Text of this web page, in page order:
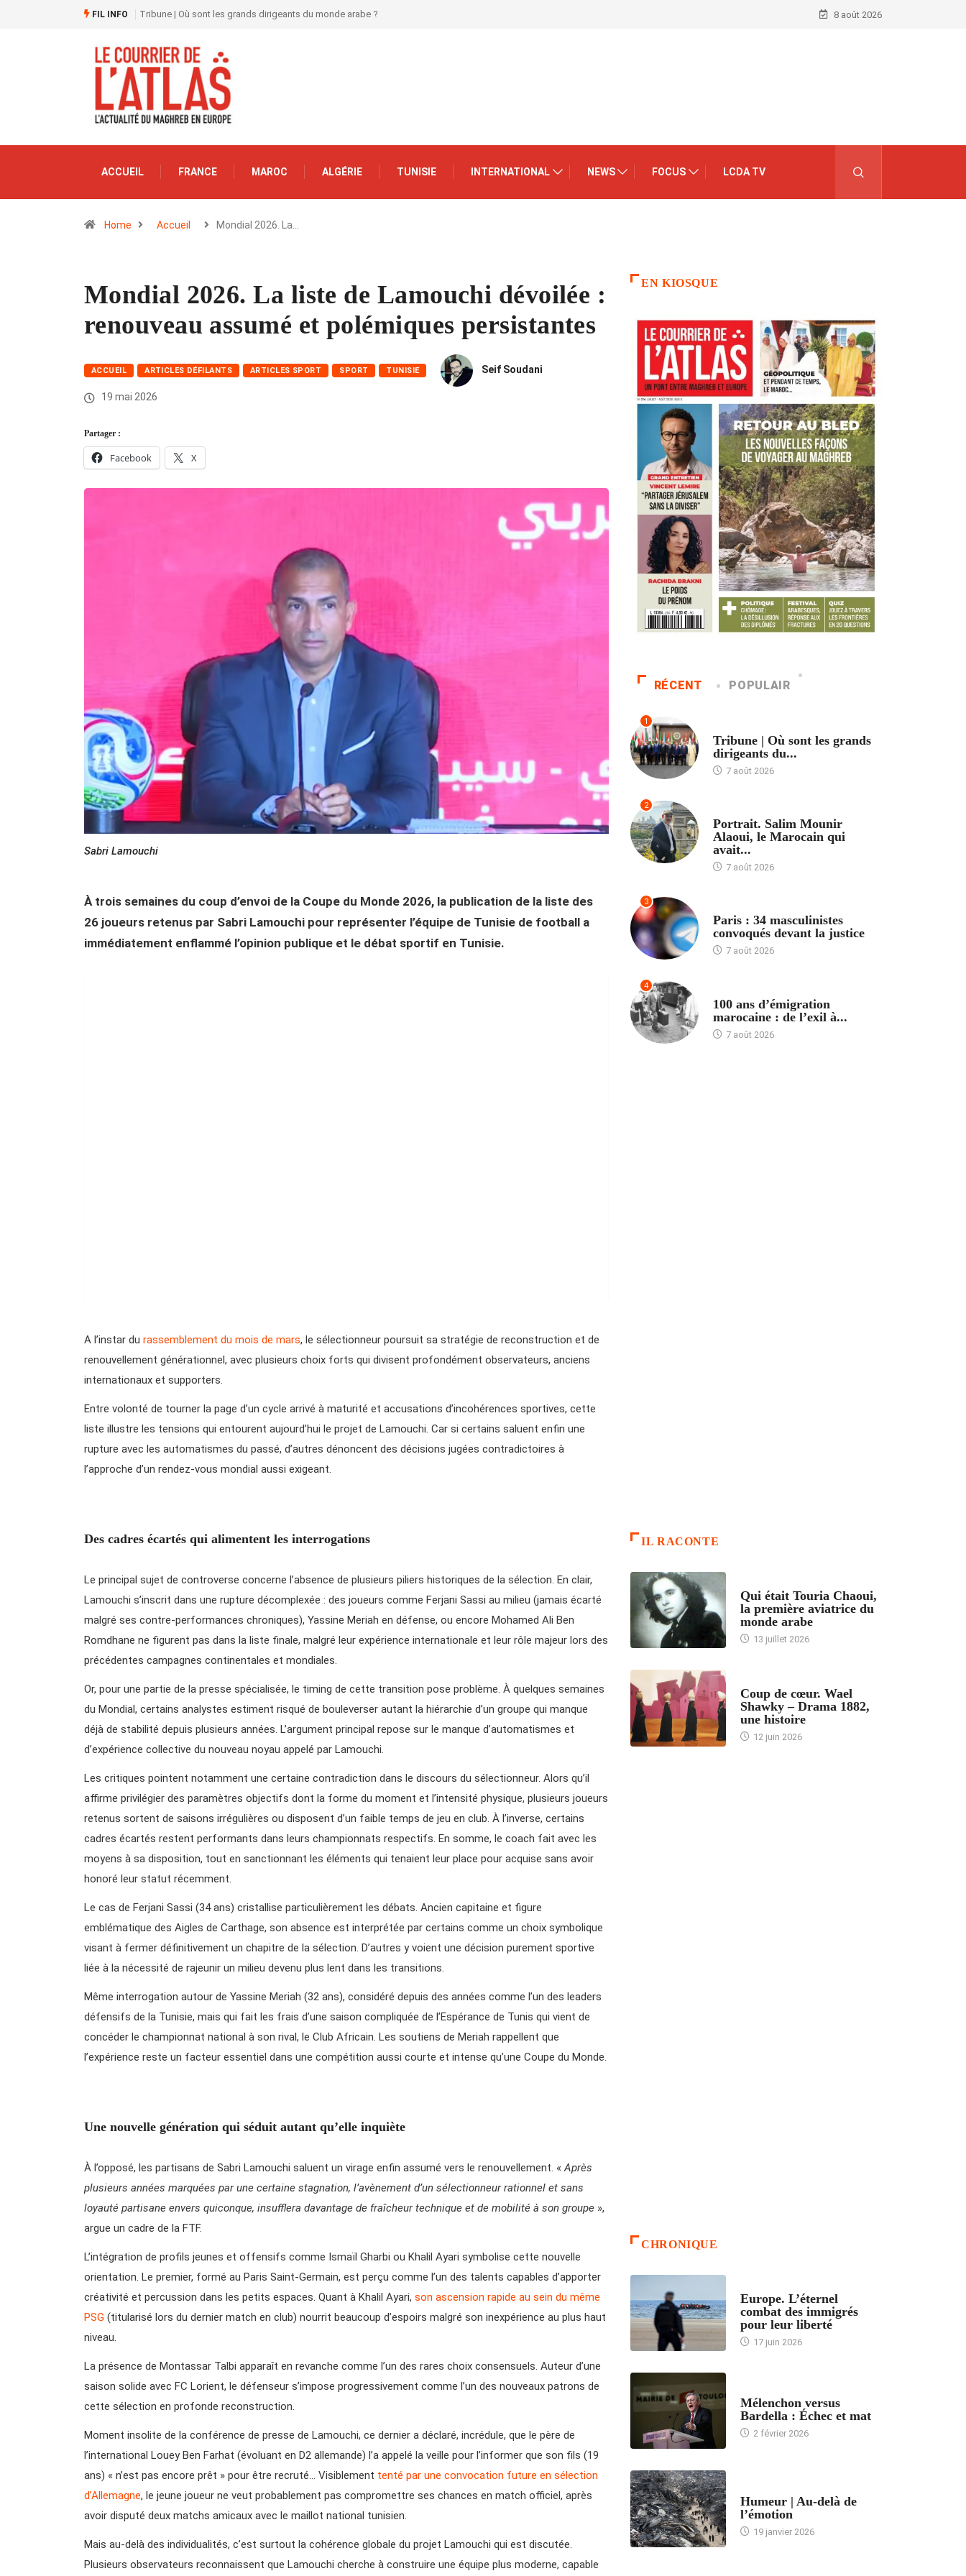
FIL INFO Tribune | Où sont les grands dirigeants du monde arabe ? 8 août 2026
ACCUEIL FRANCE MAROC ALGÉRIE TUNISIE INTERNATIONAL NEWS FOCUS LCDA TV
Home Accueil Mondial 2026. La…
Mondial 2026. La liste de Lamouchi dévoilée :
renouveau assumé et polémiques persistantes
ACCUEIL ARTICLES DÉFILANTS ARTICLES SPORT SPORT TUNISIE Seif Soudani
19 mai 2026
Partager :
Facebook X
Sabri Lamouchi
À trois semaines du coup d’envoi de la Coupe du Monde 2026, la publication de la liste des
26 joueurs retenus par Sabri Lamouchi pour représenter l’équipe de Tunisie de football a
immédiatement enflammé l’opinion publique et le débat sportif en Tunisie.
A l’instar du rassemblement du mois de mars, le sélectionneur poursuit sa stratégie de reconstruction et de
renouvellement générationnel, avec plusieurs choix forts qui divisent profondément observateurs, anciens
internationaux et supporters.
Entre volonté de tourner la page d’un cycle arrivé à maturité et accusations d’incohérences sportives, cette
liste illustre les tensions qui entourent aujourd’hui le projet de Lamouchi. Car si certains saluent enfin une
rupture avec les automatismes du passé, d’autres dénoncent des décisions jugées contradictoires à
l’approche d’un rendez-vous mondial aussi exigeant.
Des cadres écartés qui alimentent les interrogations
Le principal sujet de controverse concerne l’absence de plusieurs piliers historiques de la sélection. En clair,
Lamouchi s’inscrit dans une rupture décomplexée : des joueurs comme Ferjani Sassi au milieu (jamais écarté
malgré ses contre-performances chroniques), Yassine Meriah en défense, ou encore Mohamed Ali Ben
Romdhane ne figurent pas dans la liste finale, malgré leur expérience internationale et leur rôle majeur lors des
précédentes campagnes continentales et mondiales.
Or, pour une partie de la presse spécialisée, le timing de cette transition pose problème. À quelques semaines
du Mondial, certains analystes estiment risqué de bouleverser autant la hiérarchie d’un groupe qui manque
déjà de stabilité depuis plusieurs années. L’argument principal repose sur le manque d’automatismes et
d’expérience collective du nouveau noyau appelé par Lamouchi.
Les critiques pointent notamment une certaine contradiction dans le discours du sélectionneur. Alors qu’il
affirme privilégier des paramètres objectifs dont la forme du moment et l’intensité physique, plusieurs joueurs
retenus sortent de saisons irrégulières ou disposent d’un faible temps de jeu en club. À l’inverse, certains
cadres écartés restent performants dans leurs championnats respectifs. En somme, le coach fait avec les
moyens à sa disposition, tout en sanctionnant les éléments qui tenaient leur place pour acquise sans avoir
honoré leur statut récemment.
Le cas de Ferjani Sassi (34 ans) cristallise particulièrement les débats. Ancien capitaine et figure
emblématique des Aigles de Carthage, son absence est interprétée par certains comme un choix symbolique
visant à fermer définitivement un chapitre de la sélection. D’autres y voient une décision purement sportive
liée à la nécessité de rajeunir un milieu devenu plus lent dans les transitions.
Même interrogation autour de Yassine Meriah (32 ans), considéré depuis des années comme l’un des leaders
défensifs de la Tunisie, mais qui fait les frais d’une saison compliquée de l’Espérance de Tunis qui vient de
concéder le championnat national à son rival, le Club Africain. Les soutiens de Meriah rappellent que
l’expérience reste un facteur essentiel dans une compétition aussi courte et intense qu’une Coupe du Monde.
Une nouvelle génération qui séduit autant qu’elle inquiète
À l’opposé, les partisans de Sabri Lamouchi saluent un virage enfin assumé vers le renouvellement. «Après
plusieurs années marquées par une certaine stagnation, l’avènement d’un sélectionneur rationnel et sans
loyauté partisane envers quiconque, insufflera davantage de fraîcheur technique et de mobilité à son groupe »,
argue un cadre de la FTF.
L’intégration de profils jeunes et offensifs comme Ismaïl Gharbi ou Khalil Ayari symbolise cette nouvelle
orientation. Le premier, formé au Paris Saint-Germain, est perçu comme l’un des talents capables d’apporter
créativité et percussion dans les petits espaces. Quant à Khalil Ayari, son ascension rapide au sein du même
PSG (titularisé lors du dernier match en club) nourrit beaucoup d’espoirs malgré son inexpérience au plus haut
niveau.
La présence de Montassar Talbi apparaît en revanche comme l’un des rares choix consensuels. Auteur d’une
saison solide avec FC Lorient, le défenseur s’impose progressivement comme l’un des nouveaux patrons de
cette sélection en profonde reconstruction.
Moment insolite de la conférence de presse de Lamouchi, ce dernier a déclaré, incrédule, que le père de
l’international Louey Ben Farhat (évoluant en D2 allemande) l’a appelé la veille pour l’informer que son fils (19
ans) « n’est pas encore prêt » pour être recruté… Visiblement tenté par une convocation future en sélection
d’Allemagne, le jeune joueur ne veut probablement pas compromettre ses chances en match officiel, après
avoir disputé deux matchs amicaux avec le maillot national tunisien.
Mais au-delà des individualités, c’est surtout la cohérence globale du projet Lamouchi qui est discutée.
Plusieurs observateurs reconnaissent que Lamouchi cherche à construire une équipe plus moderne, capable
EN KIOSQUE
RÉCENT POPULAIR
1
Tribune | Où sont les grands
dirigeants du...
7 août 2026
2
Portrait. Salim Mounir
Alaoui, le Marocain qui
avait...
7 août 2026
3
Paris : 34 masculinistes
convoqués devant la justice
7 août 2026
4
100 ans d’émigration
marocaine : de l’exil à...
7 août 2026
IL RACONTE
Qui était Touria Chaoui,
la première aviatrice du
monde arabe
13 juillet 2026
Coup de cœur. Wael
Shawky – Drama 1882,
une histoire
12 juin 2026
CHRONIQUE
Europe. L’éternel
combat des immigrés
pour leur liberté
17 juin 2026
Mélenchon versus
Bardella : Échec et mat
2 février 2026
Humeur | Au-delà de
l’émotion
19 janvier 2026